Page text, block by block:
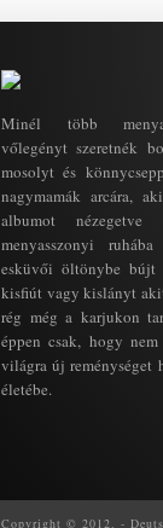
Minél több
vőlegényt szeretnék
mosolyt és
nagymamák arcára,
albumot nézegetve
menyasszonyi
esküvői öltönybe
kisfiút vagy kislányt
rég még a karjukon
éppen csak, hogy
világra új reménységet
életébe.
Copyright © 2012. -